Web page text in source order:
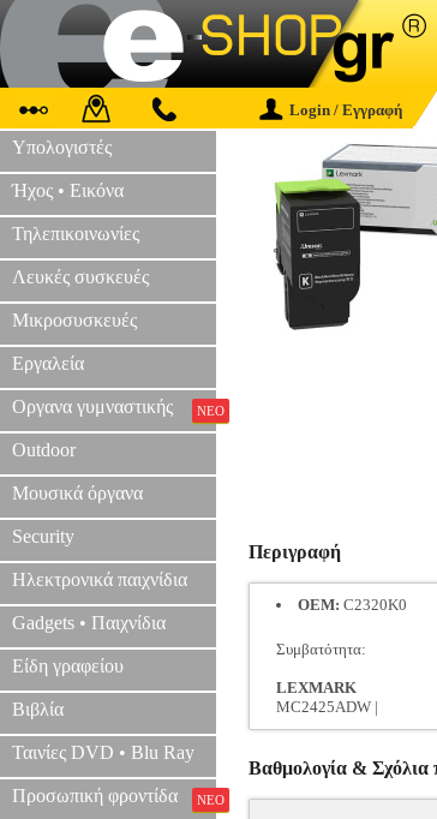
Login / Εγγραφή
Υπολογιστές
Ήχος • Εικόνα
Τηλεπικοινωνίες
Λευκές συσκευές
Μικροσυσκευές
Εργαλεία
Οργανα γυμναστικής ΝΕΟ
Outdoor
Μουσικά όργανα
Security
Ηλεκτρονικά παιχνίδια
Gadgets • Παιχνίδια
Είδη γραφείου
Βιβλία
Ταινίες DVD • Blu Ray
Προσωπική φροντίδα ΝΕΟ
Περιγραφή
OEM: C2320K0
Συμβατότητα:
LEXMARK
MC2425ADW |
Βαθμολογία & Σχόλια